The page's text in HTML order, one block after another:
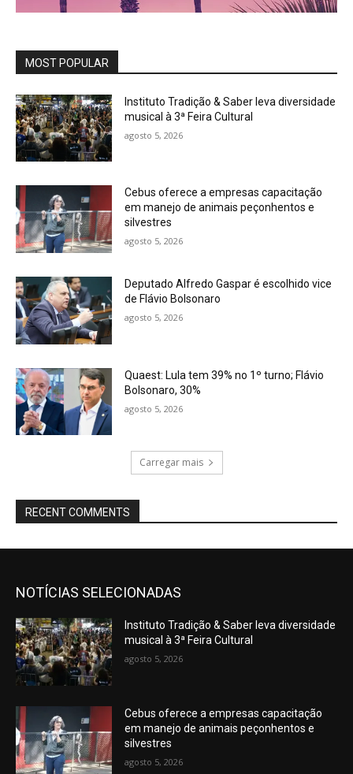
MOST POPULAR
Instituto Tradição & Saber leva diversidade
musical à 3ª Feira Cultural
agosto 5, 2026
Cebus oferece a empresas capacitação
em manejo de animais peçonhentos e
silvestres
agosto 5, 2026
Deputado Alfredo Gaspar é escolhido vice
de Flávio Bolsonaro
agosto 5, 2026
Quaest: Lula tem 39% no 1º turno; Flávio
Bolsonaro, 30%
agosto 5, 2026
Carregar mais
RECENT COMMENTS
NOTÍCIAS SELECIONADAS
Instituto Tradição & Saber leva diversidade
musical à 3ª Feira Cultural
agosto 5, 2026
Cebus oferece a empresas capacitação
em manejo de animais peçonhentos e
silvestres
agosto 5, 2026